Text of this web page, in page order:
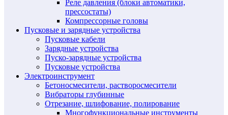
Реле давления (блоки автоматики,
прессостаты)
Компрессорные головы
Пусковые и зарядные устройства
Пусковые кабели
Зарядные устройства
Пуско-зарядные устройства
Пусковые устройства
Электроинструмент
Бетоносмесители, растворосмесители
Вибраторы глубинные
Отрезание, шлифование, полирование
Многофункциональные инструменты